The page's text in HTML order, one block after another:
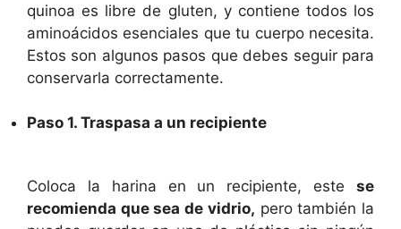
quinoa es libre de gluten, y contiene todos los
aminoácidos esenciales que tu cuerpo necesita.
Estos son algunos pasos que debes seguir para
conservarla correctamente.
Paso 1. Traspasa a un recipiente
Coloca la harina en un recipiente, este se
recomienda que sea de vidrio, pero también la